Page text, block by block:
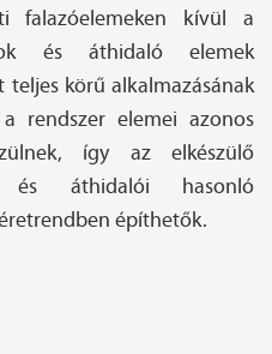
falazóelemeken kívül a
és áthidaló elemek
körű alkalmazásának
rendszer elemei azonos
így az elkészülő
és áthidalói hasonló
építhetők.